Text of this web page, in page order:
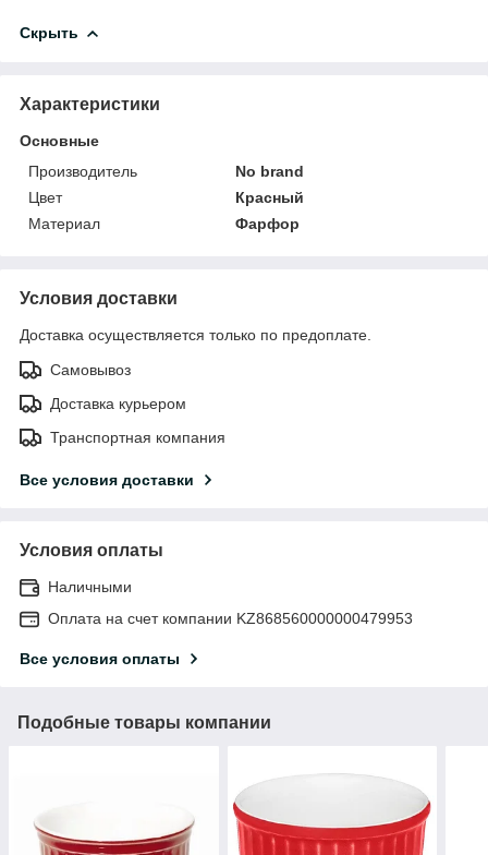
Скрыть
Характеристики
Основные
Производитель
No brand
Цвет
Красный
Материал
Фарфор
Условия доставки
Доставка осуществляется только по предоплате.
Самовывоз
Доставка курьером
Транспортная компания
Все условия доставки
Условия оплаты
Наличными
Оплата на счет компании KZ868560000000479953
Все условия оплаты
Подобные товары компании